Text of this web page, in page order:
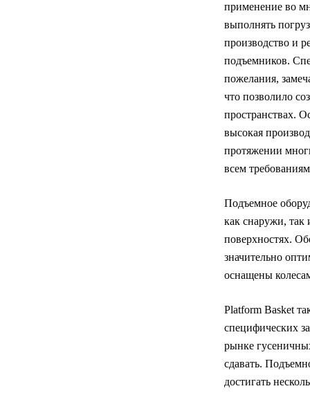
применение во
выполнять
производство и
подъемников.
пожелания,
что позволило
пространствах.
высокая
протяжении
всем
Подъемное
как снаружи, так
поверхностях.
значительно
оснащены
Platform Basket
специфических
рынке
сдавать.
достигать